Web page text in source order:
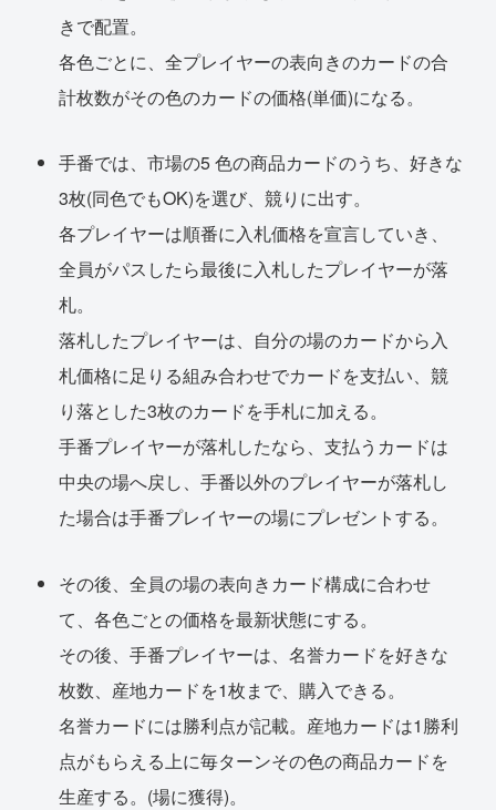
きで配置。
各色ごとに、全プレイヤーの表向きのカードの合
計枚数がその色のカードの価格(単価)になる。
手番では、市場の5 色の商品カードのうち、好きな
3枚(同色でもOK)を選び、競りに出す。
各プレイヤーは順番に入札価格を宣言していき、
全員がパスしたら最後に入札したプレイヤーが落
札。
落札したプレイヤーは、自分の場のカードから入
札価格に足りる組み合わせでカードを支払い、競
り落とした3枚のカードを手札に加える。
手番プレイヤーが落札したなら、支払うカードは
中央の場へ戻し、手番以外のプレイヤーが落札し
た場合は手番プレイヤーの場にプレゼントする。
その後、全員の場の表向きカード構成に合わせ
て、各色ごとの価格を最新状態にする。
その後、手番プレイヤーは、名誉カードを好きな
枚数、産地カードを1枚まで、購入できる。
名誉カードには勝利点が記載。産地カードは1勝利
点がもらえる上に毎ターンその色の商品カードを
生産する。(場に獲得)。